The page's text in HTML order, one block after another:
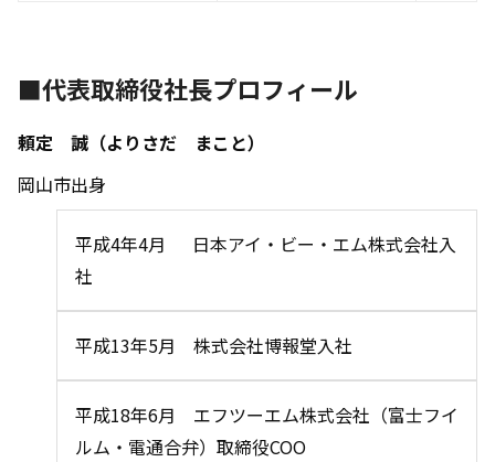
■代表取締役社長プロフィール
頼定 誠（よりさだ まこと）
岡山市出身
平成4年4月 日本アイ・ビー・エム株式会社入
社
平成13年5月 株式会社博報堂入社
平成18年6月 エフツーエム株式会社（富士フイ
ルム・電通合弁）取締役COO